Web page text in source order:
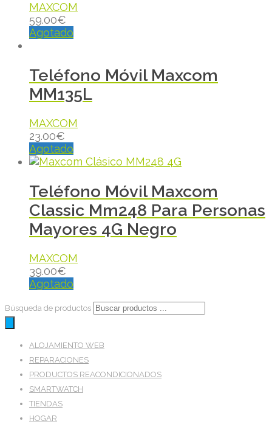
MAXCOM
59.00€
Agotado
Teléfono Móvil Maxcom
MM135L
MAXCOM
23.00€
Agotado
Teléfono Móvil Maxcom
Classic Mm248 Para Personas
Mayores 4G Negro
MAXCOM
39.00€
Agotado
Búsqueda de productos
ALOJAMIENTO WEB
REPARACIONES
PRODUCTOS REACONDICIONADOS
SMARTWATCH
TIENDAS
HOGAR